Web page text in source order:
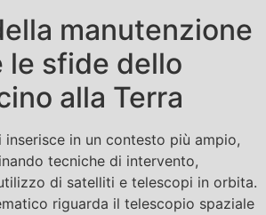
manutenzione
le sfide dello
alla Terra
inserisce in un contesto più ampio,
tecniche di intervento,
di satelliti e telescopi in orbita.
riguarda il telescopio spaziale